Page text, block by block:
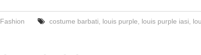
Fashion costume barbati louis purple louis purple iasi